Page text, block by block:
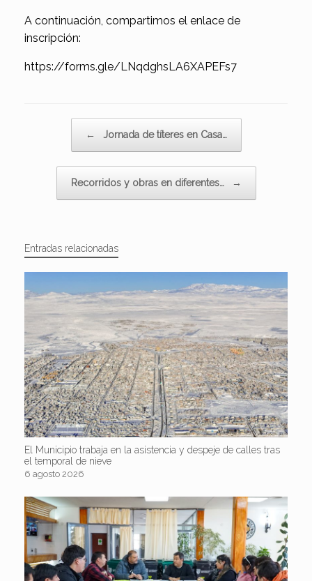
A continuación, compartimos el enlace de
inscripción:
https://forms.gle/LNqdghsLA6XAPEFs7
← Jornada de títeres en Casa…
Recorridos y obras en diferentes… →
Entradas relacionadas
El Municipio trabaja en la asistencia y despeje de calles tras
el temporal de nieve
6 agosto 2026